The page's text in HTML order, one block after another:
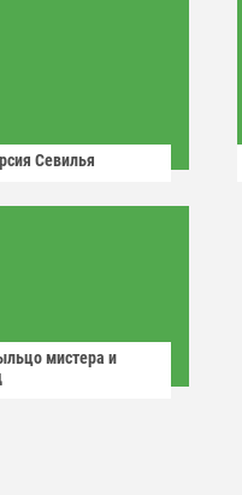
Севилья
мистера и